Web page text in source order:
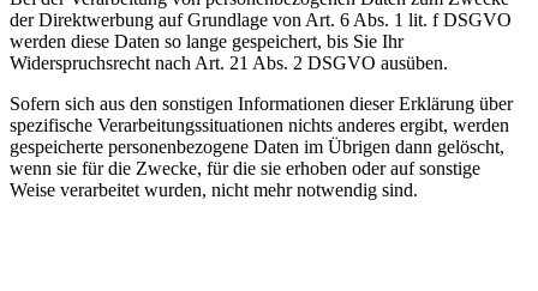
der Direktwerbung auf Grundlage von Art. 6 Abs. 1 lit. f DSGVO
werden diese Daten so lange gespeichert, bis Sie Ihr
Widerspruchsrecht nach Art. 21 Abs. 2 DSGVO ausüben.
Sofern sich aus den sonstigen Informationen dieser Erklärung über
spezifische Verarbeitungssituationen nichts anderes ergibt, werden
gespeicherte personenbezogene Daten im Übrigen dann gelöscht,
wenn sie für die Zwecke, für die sie erhoben oder auf sonstige
Weise verarbeitet wurden, nicht mehr notwendig sind.